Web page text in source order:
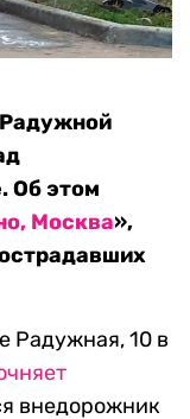
Об этом
Москва»,
Радужная, 10 в
внедорожник